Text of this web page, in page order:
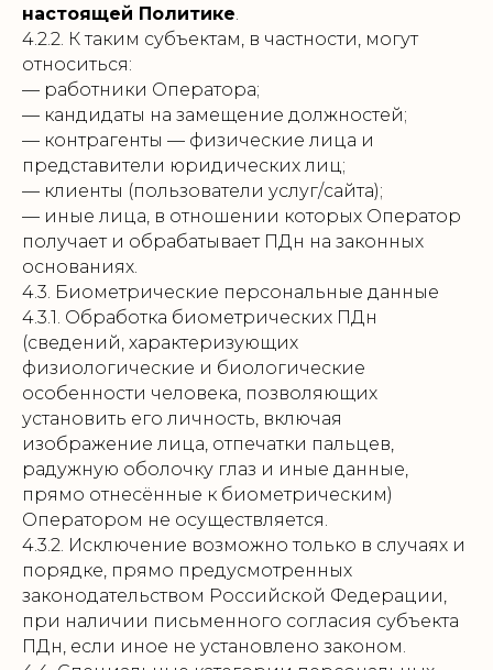
настоящей Политике.
4.2.2. К таким субъектам, в частности, могут
относиться:
— работники Оператора;
— кандидаты на замещение должностей;
— контрагенты — физические лица и
представители юридических лиц;
— клиенты (пользователи услуг/сайта);
— иные лица, в отношении которых Оператор
получает и обрабатывает ПДн на законных
основаниях.
4.3. Биометрические персональные данные
4.3.1. Обработка биометрических ПДн
(сведений, характеризующих
физиологические и биологические
особенности человека, позволяющих
установить его личность, включая
изображение лица, отпечатки пальцев,
радужную оболочку глаз и иные данные,
прямо отнесённые к биометрическим)
Оператором не осуществляется.
4.3.2. Исключение возможно только в случаях и
порядке, прямо предусмотренных
законодательством Российской Федерации,
при наличии письменного согласия субъекта
ПДн, если иное не установлено законом.